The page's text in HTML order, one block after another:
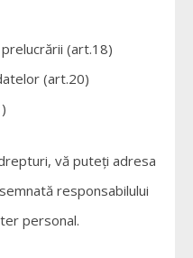
(art.18)
(art.20)
vă puteţi adresa
responsabilului
personal.